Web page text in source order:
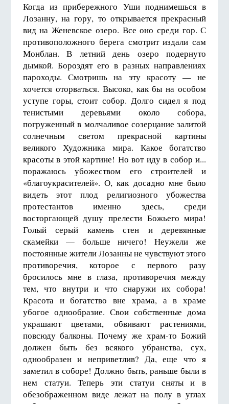
Когда из прибережного Уши поднимешься в
Лозанну, на гору, то открывается прекрасный
вид на Женевское озеро. Все оно среди гор. С
противоположного берега смотрит издали сам
Монблан. В летний день озеро подернуто
дымкой. Бороздят его в разных направлениях
пароходы. Смотришь на эту красоту — не
хочется оторваться. Высоко, как бы на особом
уступе горы, стоит собор. Долго сидел я под
тенистыми деревьями около собора,
погруженный в молчаливое созерцание залитой
солнечным светом прекрасной картины
великого Художника мира. Какое богатство
красоты в этой картине! Но вот иду в собор и...
поражаюсь убожеством его строителей и
«благоукрасителей». О, как досадно мне было
видеть этот плод религиозного убожества
протестантов именно здесь, среди
восторгающей душу прелести Божьего мира!
Голый серый камень стен и деревянные
скамейки — больше ничего! Неужели же
постоянные жители Лозанны не чувствуют этого
противоречия, которое с первого разу
бросилось мне в глаза, противоречия между
тем, что внутри и что снаружи их собора!
Красота и богатство вне храма, а в храме
убогое однообразие. Свои собственные дома
украшают цветами, обвивают растениями,
повсюду балконы. Почему же храм-то Божий
должен быть без всякого убранства, сух,
однообразен и неприветлив? Да, еще что я
заметил в соборе! Должно быть, раньше были в
нем статуи. Теперь эти статуи сняты и в
обезображенном виде лежат на полу в углах